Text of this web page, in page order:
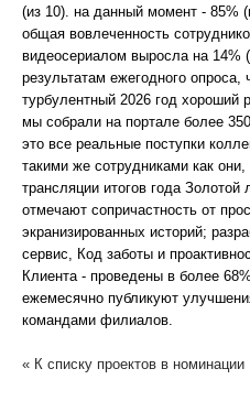
(из 10). на данный момент - 85%
общая вовлеченность
видеосериалом выросла на 14%
результатам ежегодного
турбулентный 2026 год хороший
мы собрали на портале более
это все реальные поступки
такими же сотрудниками как
трансляции итогов года
отмечают сопричастность от
экранизированных историй;
сервис, Код заботы и
Клиента - проведены в более
ежемесячно публикуют
командами филиалов.
« К списку проектов в номинации